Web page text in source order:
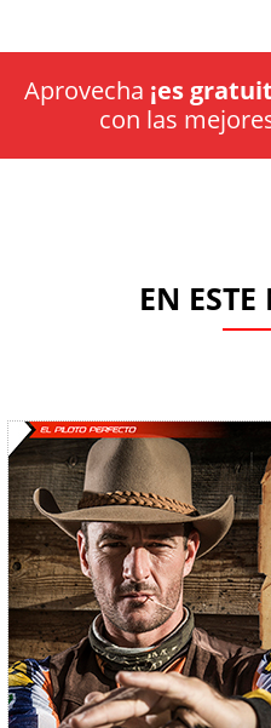
Aprovecha ¡es
con las
EN